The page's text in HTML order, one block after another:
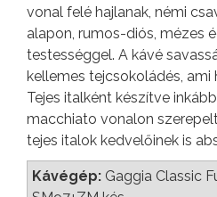
vonal felé hajlanak, némi
alapon, rumos-diós, mézes
testességgel. A kávé
kellemes tejcsokoládés, ami
Tejes italként készítve
macchiato vonalon
tejes italok kedvelőinek is
Kávégép: Gaggia Classic